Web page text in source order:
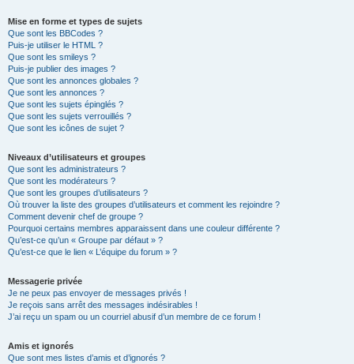
Mise en forme et types de sujets
Que sont les BBCodes ?
Puis-je utiliser le HTML ?
Que sont les smileys ?
Puis-je publier des images ?
Que sont les annonces globales ?
Que sont les annonces ?
Que sont les sujets épinglés ?
Que sont les sujets verrouillés ?
Que sont les icônes de sujet ?
Niveaux d’utilisateurs et groupes
Que sont les administrateurs ?
Que sont les modérateurs ?
Que sont les groupes d’utilisateurs ?
Où trouver la liste des groupes d’utilisateurs et comment les rejoindre ?
Comment devenir chef de groupe ?
Pourquoi certains membres apparaissent dans une couleur différente ?
Qu’est-ce qu’un « Groupe par défaut » ?
Qu’est-ce que le lien « L’équipe du forum » ?
Messagerie privée
Je ne peux pas envoyer de messages privés !
Je reçois sans arrêt des messages indésirables !
J’ai reçu un spam ou un courriel abusif d’un membre de ce forum !
Amis et ignorés
Que sont mes listes d’amis et d’ignorés ?